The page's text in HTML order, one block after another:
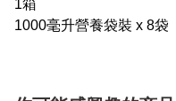
1箱
1000毫升營養袋裝 x 8袋